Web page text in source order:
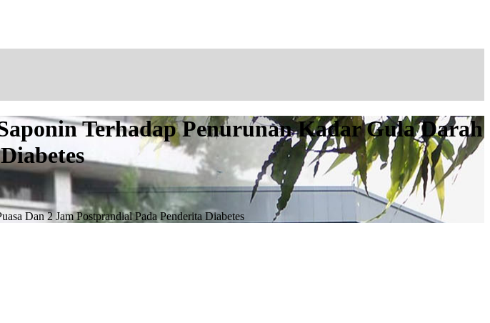
Terhadap Penurunan Kadar Gula Darah
Dan 2 Jam Postprandial Pada Penderita Diabetes